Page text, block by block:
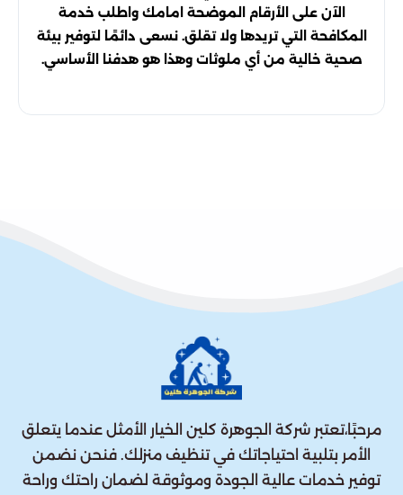
الآن على الأرقام الموضحة امامك واطلب خدمة
المكافحة التي تريدها ولا تقلق. نسعى دائمًا لتوفير بيئة
صحية خالية من أي ملوثات وهذا هو هدفنا الأساسي.
مرحبًا،تعتبر شركة الجوهرة كلين الخيار الأمثل عندما يتعلق
الأمر بتلبية احتياجاتك في تنظيف منزلك. فنحن نضمن
توفير خدمات عالية الجودة وموثوقة لضمان راحتك وراحة